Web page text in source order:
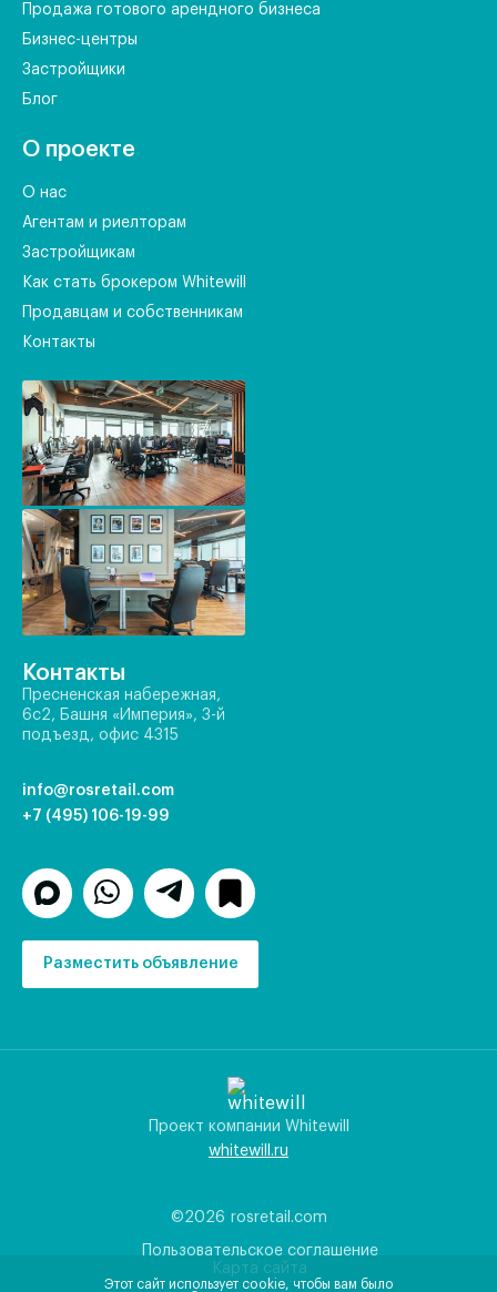
Продажа готового арендного бизнеса
Бизнес-центры
Застройщики
Блог
О проекте
О нас
Агентам и риелторам
Застройщикам
Как стать брокером Whitewill
Продавцам и собственникам
Контакты
Контакты
Пресненская набережная,
6с2, Башня «Империя», 3-й
подъезд, офис 4315
info@rosretail.com
+7 (495) 106-19-99
Разместить объявление
©2026 rosretail.com
Пользовательское соглашение
Карта сайта
Проект компании Whitewill
whitewill.ru
Этот сайт использует cookie, чтобы вам было